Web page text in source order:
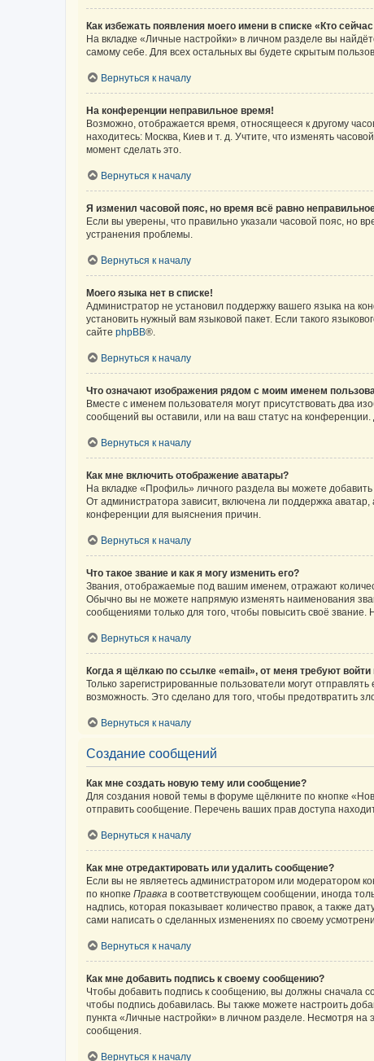
Как избежать появления моего имени в списке «Кто
На вкладке «Личные настройки» в личном разделе вы
самому себе. Для всех остальных вы будете скрытым
Вернуться к началу
На конференции неправильное время!
Возможно, отображается время, относящееся к другому
находитесь: Москва, Киев и т. д. Учтите, что изменять
момент сделать это.
Вернуться к началу
Я изменил часовой пояс, но время всё равно
Если вы уверены, что правильно указали часовой пояс, но
устранения проблемы.
Вернуться к началу
Моего языка нет в списке!
Администратор не установил поддержку вашего языка на
установить нужный вам языковой пакет. Если такого
сайте phpBB®.
Вернуться к началу
Что означают изображения рядом с моим именем
Вместе с именем пользователя могут присутствовать два
сообщений вы оставили, или на ваш статус на конференции.
Вернуться к началу
Как мне включить отображение аватары?
На вкладке «Профиль» личного раздела вы можете
От администратора зависит, включена ли поддержка
конференции для выяснения причин.
Вернуться к началу
Что такое звание и как я могу изменить его?
Звания, отображаемые под вашим именем, отражают
Обычно вы не можете напрямую изменять наименования
сообщениями только для того, чтобы повысить своё
Вернуться к началу
Когда я щёлкаю по ссылке «email», от меня требуют
Только зарегистрированные пользователи могут
возможность. Это сделано для того, чтобы предотвратить
Вернуться к началу
Создание сообщений
Как мне создать новую тему или сообщение?
Для создания новой темы в форуме щёлкните по кнопке
отправить сообщение. Перечень ваших прав доступа
Вернуться к началу
Как мне отредактировать или удалить сообщение?
Если вы не являетесь администратором или модератором
по кнопке Правка в соответствующем сообщении, иногда
надпись, которая показывает количество правок, а также
сами написать о сделанных изменениях по своему
Вернуться к началу
Как мне добавить подпись к своему сообщению?
Чтобы добавить подпись к сообщению, вы должны сначала
чтобы подпись добавилась. Вы также можете настроить
пункта «Личные настройки» в личном разделе. Несмотря
сообщения.
Вернуться к началу